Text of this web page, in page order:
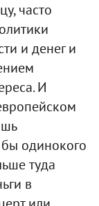
часто
и денег и
И
одинокого
туда
в